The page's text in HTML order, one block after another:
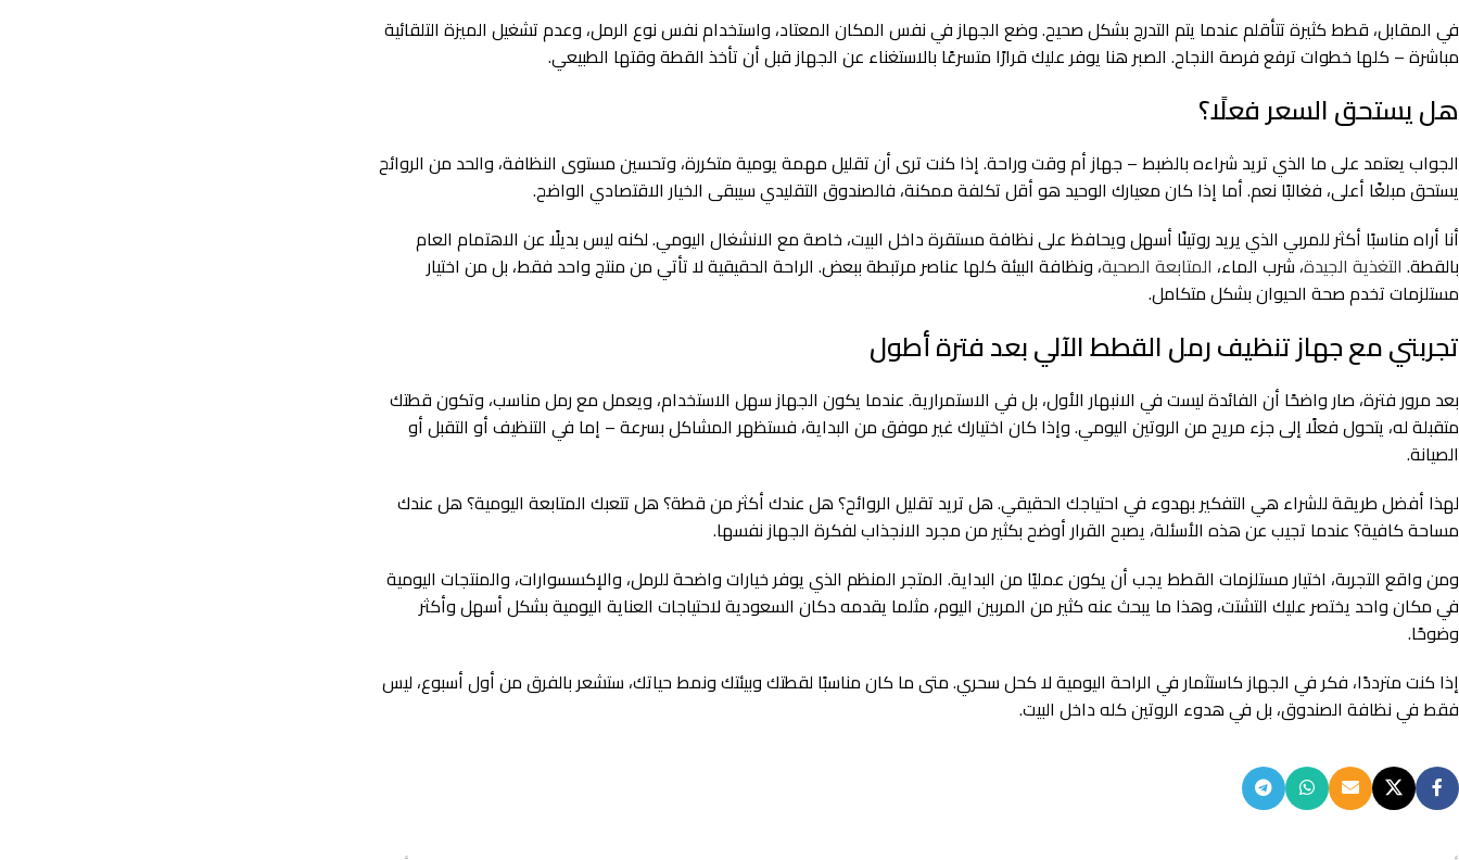
في المقابل، قطط كثيرة تتأقلم عندما يتم التدرج بشكل صحيح. وضع الجهاز في نفس المكان المعتاد، واستخدام نفس نوع الرمل، وعدم تشغيل الميزة التلقائية
مباشرة – كلها خطوات ترفع فرصة النجاح. الصبر هنا يوفر عليك قرارًا متسرعًا بالاستغناء عن الجهاز قبل أن تأخذ القطة وقتها الطبيعي.
هل يستحق السعر فعلًا؟
الجواب يعتمد على ما الذي تريد شراءه بالضبط – جهاز أم وقت وراحة. إذا كنت ترى أن تقليل مهمة يومية متكررة، وتحسين مستوى النظافة، والحد من الروائح
يستحق مبلغًا أعلى، فغالبًا نعم. أما إذا كان معيارك الوحيد هو أقل تكلفة ممكنة، فالصندوق التقليدي سيبقى الخيار الاقتصادي الواضح.
أنا أراه مناسبًا أكثر للمربي الذي يريد روتينًا أسهل ويحافظ على نظافة مستقرة داخل البيت، خاصة مع الانشغال اليومي. لكنه ليس بديلًا عن الاهتمام العام
بالقطة. التغذية الجيدة، شرب الماء، المتابعة الصحية، ونظافة البيئة كلها عناصر مرتبطة ببعض. الراحة الحقيقية لا تأتي من منتج واحد فقط، بل من اختيار
مستلزمات تخدم صحة الحيوان بشكل متكامل.
تجربتي مع جهاز تنظيف رمل القطط الآلي بعد فترة أطول
بعد مرور فترة، صار واضحًا أن الفائدة ليست في الانبهار الأول، بل في الاستمرارية. عندما يكون الجهاز سهل الاستخدام، ويعمل مع رمل مناسب، وتكون قطتك
متقبلة له، يتحول فعلًا إلى جزء مريح من الروتين اليومي. وإذا كان اختيارك غير موفق من البداية، فستظهر المشاكل بسرعة – إما في التنظيف أو التقبل أو
الصيانة.
لهذا أفضل طريقة للشراء هي التفكير بهدوء في احتياجك الحقيقي. هل تريد تقليل الروائح؟ هل عندك أكثر من قطة؟ هل تتعبك المتابعة اليومية؟ هل عندك
مساحة كافية؟ عندما تجيب عن هذه الأسئلة، يصبح القرار أوضح بكثير من مجرد الانجذاب لفكرة الجهاز نفسها.
ومن واقع التجربة، اختيار مستلزمات القطط يجب أن يكون عمليًا من البداية. المتجر المنظم الذي يوفر خيارات واضحة للرمل، والإكسسوارات، والمنتجات اليومية
في مكان واحد يختصر عليك التشتت، وهذا ما يبحث عنه كثير من المربين اليوم، مثلما يقدمه دكان السعودية لاحتياجات العناية اليومية بشكل أسهل وأكثر
وضوحًا.
إذا كنت مترددًا، فكر في الجهاز كاستثمار في الراحة اليومية لا كحل سحري. متى ما كان مناسبًا لقطتك وبيئتك ونمط حياتك، ستشعر بالفرق من أول أسبوع، ليس
فقط في نظافة الصندوق، بل في هدوء الروتين كله داخل البيت.